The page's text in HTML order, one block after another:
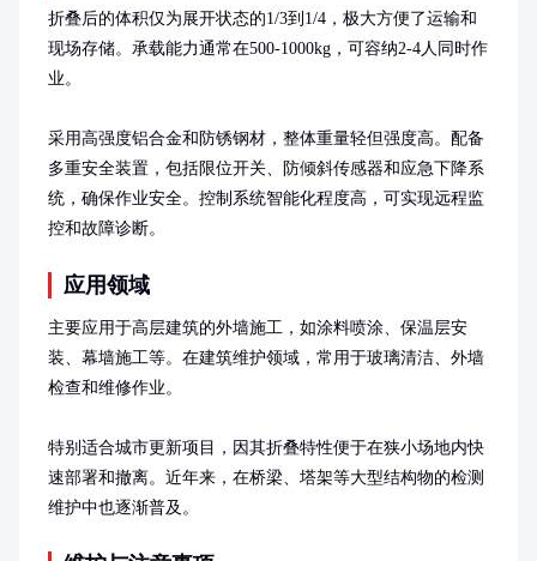
折叠后的体积仅为展开状态的1/3到1/4，极大方便了运输和
现场存储。承载能力通常在500-1000kg，可容纳2-4人同时作
业。
采用高强度铝合金和防锈钢材，整体重量轻但强度高。配备
多重安全装置，包括限位开关、防倾斜传感器和应急下降系
统，确保作业安全。控制系统智能化程度高，可实现远程监
控和故障诊断。
应用领域
主要应用于高层建筑的外墙施工，如涂料喷涂、保温层安
装、幕墙施工等。在建筑维护领域，常用于玻璃清洁、外墙
检查和维修作业。
特别适合城市更新项目，因其折叠特性便于在狭小场地内快
速部署和撤离。近年来，在桥梁、塔架等大型结构物的检测
维护中也逐渐普及。